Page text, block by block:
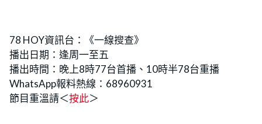
78 HOY資訊台：《一線搜查》
播出日期：逢周一至五
播出時間：晚上8時77台首播、10時半78台重播
WhatsApp報料熱線：68960931
節目重溫請＜按此＞